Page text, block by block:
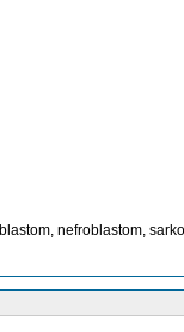
nefroblastom,